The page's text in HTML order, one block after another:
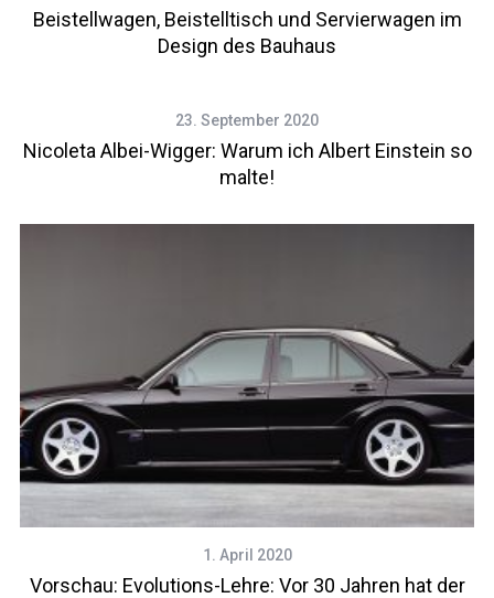
Beistellwagen, Beistelltisch und Servierwagen im
Design des Bauhaus
23. September 2020
Nicoleta Albei-Wigger: Warum ich Albert Einstein so
malte!
1. April 2020
Vorschau: Evolutions-Lehre: Vor 30 Jahren hat der